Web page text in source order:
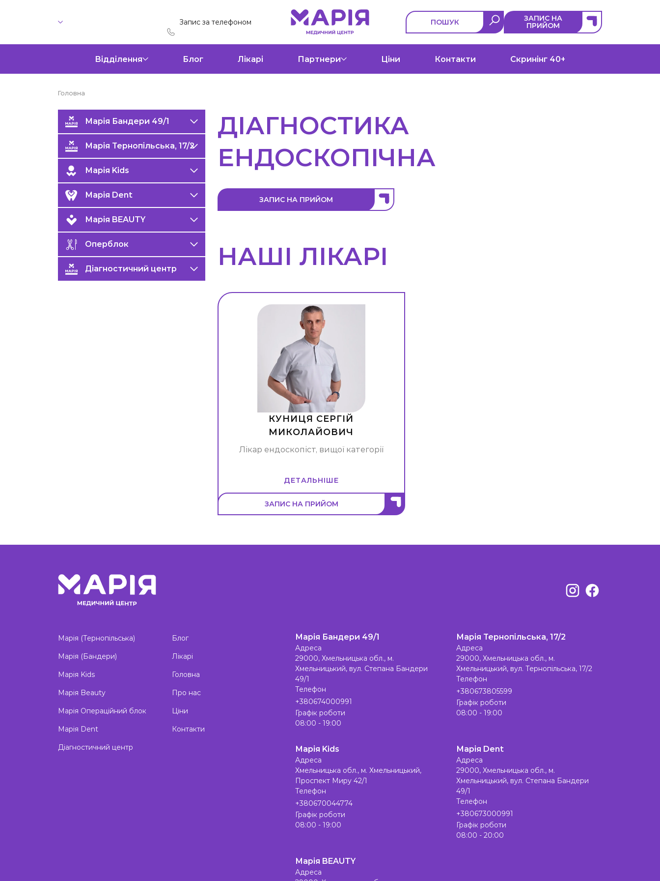
Запис за телефоном ПОШУК
ЗАПИС НА
ПРИЙОМ
Відділення Блог Лікарі Партнери Ціни Контакти Скринінг 40+
Головна
Марія Бандери 49/1
Марія Тернопільська, 17/2
Марія Kids
Марія Dent
Марія BEAUTY
Оперблок
Діагностичний центр
ДІАГНОСТИКА
ЕНДОСКОПІЧНА
ЗАПИС НА ПРИЙОМ
НАШІ ЛІКАРІ
КУНИЦЯ СЕРГІЙ
МИКОЛАЙОВИЧ
Лікар ендоскопіст, вищої категорії
ДЕТАЛЬНІШЕ
ЗАПИС НА ПРИЙОМ
Марія (Тернопільська)
Марія (Бандери)
Марія Kids
Марія Beauty
Марія Операційний блок
Марія Dent
Діагностичний центр
Блог
Лікарі
Головна
Про нас
Ціни
Контакти
Марія Бандери 49/1
Адреса
29000, Хмельницька обл., м.
Хмельницький, вул. Степана Бандери
49/1
Телефон
+380674000991
Графік роботи
08:00 - 19:00
Марія Тернопільська, 17/2
Адреса
29000, Хмельницька обл., м.
Хмельницький, вул. Тернопільська, 17/2
Телефон
+380673805599
Графік роботи
08:00 - 19:00
Марія Kids
Адреса
Хмельницька обл., м. Хмельницький,
Проспект Миру 42/1
Телефон
+380670044774
Графік роботи
08:00 - 19:00
Марія Dent
Адреса
29000, Хмельницька обл., м.
Хмельницький, вул. Степана Бандери
49/1
Телефон
+380673000991
Графік роботи
08:00 - 20:00
Марія BEAUTY
Адреса